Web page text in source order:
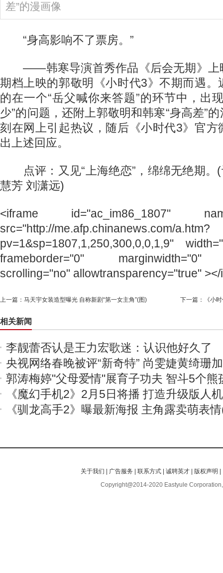
差”的漫画像
“身高影响不了票房。”
——韩寒导演首秀作品《后会无期》上
期档上映的郭敬明《小时代3》不期而遇。
的在一个“岳父喊你来答题”的环节中，出
少”的问题，还附上郭敬明和韩寒“身高差”
刻在网上引起热议，随后《小时代3》官方
出上述回应。
点评：又见“上海绝恋”，绵绵无绝期。(
慧芳 刘潇远)
<iframe id="ac_im86_1807"
src="http://me.afp.chinanews.com/a.htm?
pv=1&sp=1807,1,250,300,0,0,1,9"
frameborder="0" marginwidth="0"
scrolling="no" allowtransparency="true"
上一篇： 马天宇女装造型曝光 自称新剧“第一女主角”(图) 下一篇： 《小
相关新闻
李靓蕾否认是王力宏歌迷：认识他好久了
央视网络春晚被评“新奇特” 尚雯婕黄绮珊
郭涛梅婷"父母爱情"展育子功夫 智斗5个熊
《魔幻手机2》2月5日将播 打造升级版人
《驯龙高手2》曝最新海报 主角露卖萌表
关于我们 广告服务 |联系方式 |诚聘英才 版权声明
Copyright@2014-2020 Eastyule